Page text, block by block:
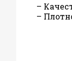
–
–